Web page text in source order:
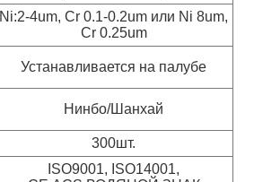
Ni:2-4um, Cr 0.1-0.2um или Ni 8um,
Cr 0.25um
Устанавливается на палубе
Нинбо/Шанхай
300шт.
ISO9001, ISO14001,